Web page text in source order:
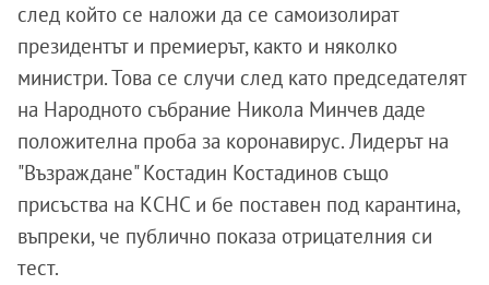
след който се наложи да се самоизолират
президентът и премиерът, както и няколко
министри. Това се случи след като председателят
на Народното събрание Никола Минчев даде
положителна проба за коронавирус. Лидерът на
"Възраждане" Костадин Костадинов също
присъства на КСНС и бе поставен под карантина,
въпреки, че публично показа отрицателния си
тест.